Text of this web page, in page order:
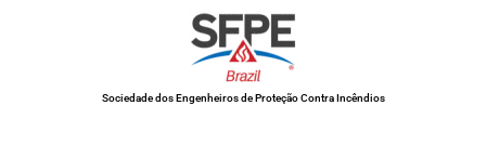
Sociedade dos Engenheiros de Proteção Contra Incêndios